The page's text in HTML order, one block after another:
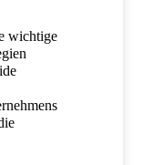
wichtige